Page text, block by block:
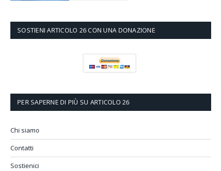
SOSTIENI ARTICOLO 26 CON UNA DONAZIONE
PER SAPERNE DI PIÙ SU ARTICOLO 26
Chi siamo
Contatti
Sostienici